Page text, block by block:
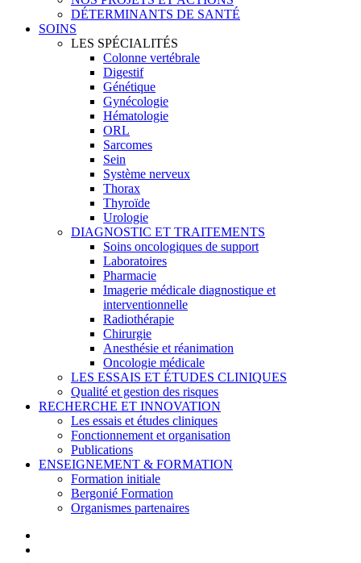
DÉTERMINANTS DE SANTÉ
SOINS
LES SPÉCIALITÉS
Colonne vertébrale
Digestif
Génétique
Gynécologie
Hématologie
ORL
Sarcomes
Sein
Système nerveux
Thorax
Thyroïde
Urologie
DIAGNOSTIC ET TRAITEMENTS
Soins oncologiques de support
Laboratoires
Pharmacie
Imagerie médicale diagnostique et
interventionnelle
Radiothérapie
Chirurgie
Anesthésie et réanimation
Oncologie médicale
LES ESSAIS ET ÉTUDES CLINIQUES
Qualité et gestion des risques
RECHERCHE ET INNOVATION
Les essais et études cliniques
Fonctionnement et organisation
Publications
ENSEIGNEMENT & FORMATION
Formation initiale
Bergonié Formation
Organismes partenaires